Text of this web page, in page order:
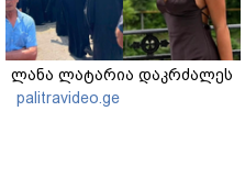
ლანა ლატარია დაკრძალეს
palitravideo.ge